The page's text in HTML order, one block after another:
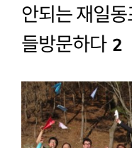
안되는 재일
들방문하다 2